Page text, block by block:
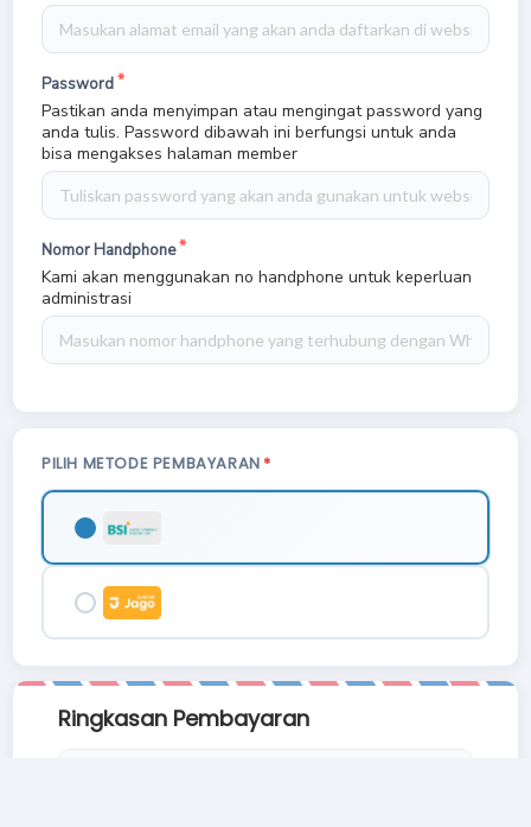
Password
Pastikan anda menyimpan atau mengingat password yang
anda tulis. Password dibawah ini berfungsi untuk anda
bisa mengakses halaman member
Nomor Handphone
Kami akan menggunakan no handphone untuk keperluan
administrasi
PILIH METODE PEMBAYARAN
Ringkasan Pembayaran